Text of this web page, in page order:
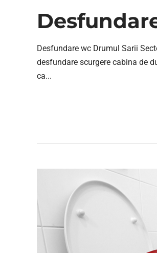
Desfundare wc Drumul Sarii
desfundare scurgere cabina de
ca...